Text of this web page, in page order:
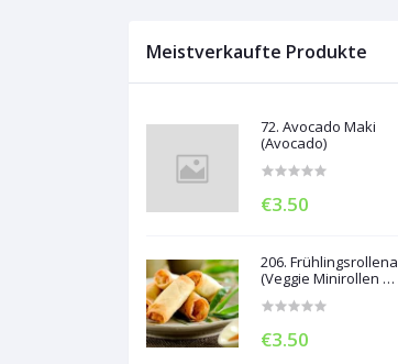
Meistverkaufte Produkte
72. Avocado Maki
(Avocado)
€3.50
206. Frühlingsrollena
(Veggie Minirollen 5
€3.50